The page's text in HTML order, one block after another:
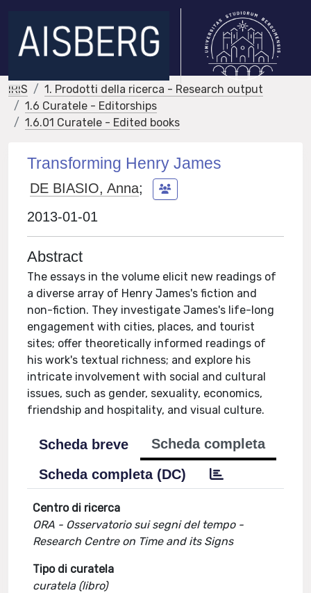
IRIS
1. Prodotti della ricerca - Research output
1.6 Curatele - Editorships
1.6.01 Curatele - Edited books
Transforming Henry James
DE BIASIO, Anna;
2013-01-01
Abstract
The essays in the volume elicit new readings of
a diverse array of Henry James's fiction and
non-fiction. They investigate James's life-long
engagement with cities, places, and tourist
sites; offer theoretically informed readings of
his work's textual richness; and explore his
intricate involvement with social and cultural
issues, such as gender, sexuality, economics,
friendship and hospitality, and visual culture.
Scheda breve
Scheda completa
Scheda completa (DC)
Centro di ricerca
ORA - Osservatorio sui segni del tempo -
Research Centre on Time and its Signs
Tipo di curatela
curatela (libro)